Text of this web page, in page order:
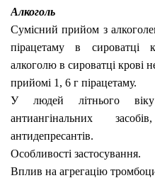
Алкоголь
Сумісний прийом з
пірацетаму в сироватці
алкоголю в сироватці крові
прийомі 1, 6 г пірацетаму.
У людей літнього
антиангінальних
антидепресантів.
Особливості застосування.
Вплив на агрегацію